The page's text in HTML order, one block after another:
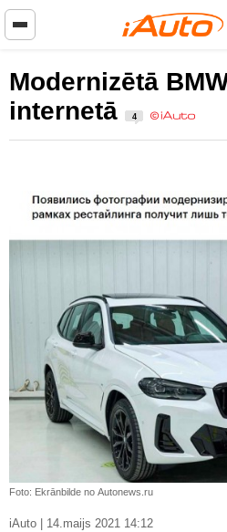
Modernizētā
internetā
4
Foto: Ekrānbilde no Autonews.ru
iAuto | 14.maijs 2021 14:12